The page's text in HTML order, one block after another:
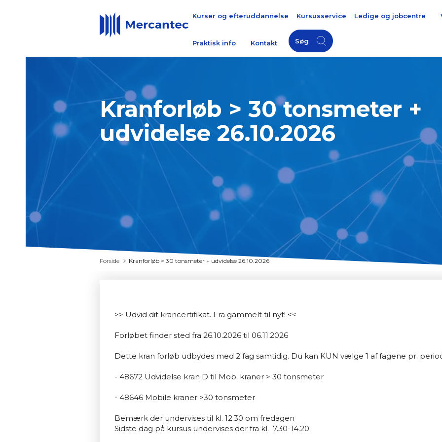
Kurser og efteruddannelse Kursusservice Ledige og jobcentre
Praktisk info Kontakt Søg
Kranforløb > 30 tonsmeter +
udvidelse 26.10.2026
Forside Kranforløb > 30 tonsmeter + udvidelse 26.10.2026
>> Udvid dit krancertifikat. Fra gammelt til nyt! <<
Forløbet finder sted fra 26.10.2026 til 06.11.2026
Dette kran forløb udbydes med 2 fag samtidig. Du kan KUN vælge 1 af fagene pr.
- 48672 Udvidelse kran D til Mob. kraner > 30 tonsmeter
- 48646 Mobile kraner >30 tonsmeter
Bemærk der undervises til kl. 12.30 om fredagen
Sidste dag på kursus undervises der fra kl. 7.30-14.20